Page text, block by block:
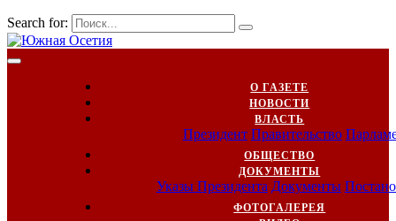
Search for:
О ГАЗЕТЕ
НОВОСТИ
ВЛАСТЬ
Президент Правительство
ОБЩЕСТВО
ДОКУМЕНТЫ
Указы Президента Документы
ФОТОГАЛЕРЕЯ